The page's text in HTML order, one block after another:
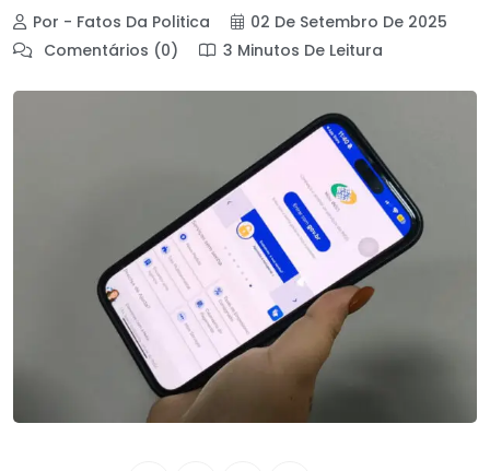
Por - Fatos Da Politica
02 De Setembro De 2025
Comentários (0)
3 Minutos De Leitura